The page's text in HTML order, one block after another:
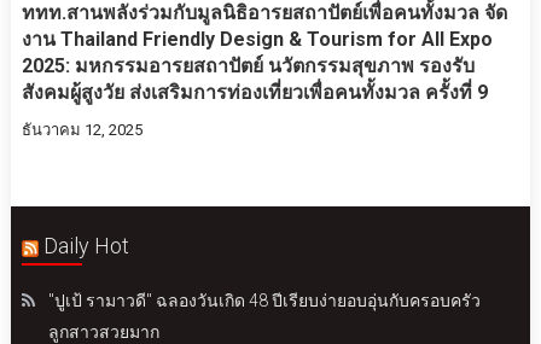
ททท.สานพลังร่วมกับมูลนิธิอารยสถาปัตย์เพื่อคนทั้งมวล จัด
งาน Thailand Friendly Design & Tourism for All Expo
2025: มหกรรมอารยสถาปัตย์ นวัตกรรมสุขภาพ รองรับ
สังคมผู้สูงวัย ส่งเสริมการท่องเที่ยวเพื่อคนทั้งมวล ครั้งที่ 9
ธันวาคม 12, 2025
Daily Hot
"ปูเป้ รามาวดี" ฉลองวันเกิด 48 ปีเรียบง่ายอบอุ่นกับครอบครัว
ลูกสาวสวยมาก